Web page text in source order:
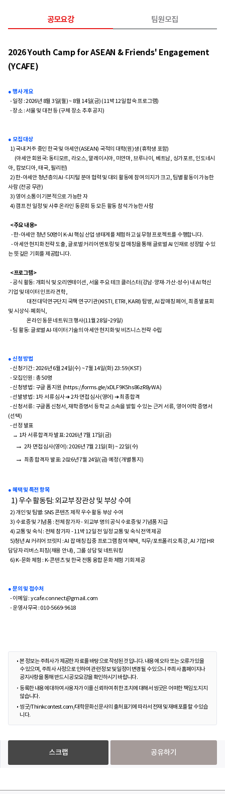
공모요강 팀원모집
2026 Youth Camp for ASEAN & Friends' Engagement
(YCAFE)
● 행사 개요
- 일정 : 2026년 8월 3일(월) ~ 8월 14일(금) (11박 12일 합숙 프로그램)
- 장소 : 서울 및 대전 등 (구체 장소 추후 공지)
● 모집 대상
1) 국내 거주 중인 한국 및 아세안(ASEAN) 국적의 대학(원)생 (휴학생 포함)
(아세안 회원국: 동티모르, 라오스, 말레이시아, 미얀마, 브루나이, 베트남, 싱가포르, 인도네시
아, 캄보디아, 태국, 필리핀)
2) 한-아세안 청년층의 AI·디지털 분야 협력 및 대외 활동에 참여 의지가 크고, 팀별 활동이 가능한
사람 (전공 무관)
3) 영어 소통이 기본적으로 가능한 자
4) 캠프 전 일정 및 사후 온라인 동문회 등 모든 활동 참석 가능한 사람
<주요 내용>
- 한-아세안 청년 50명이 K-AI 핵심 산업 생태계를 체험하고 실무형 프로젝트를 수행합니다.
- 아세안 현지화 전략 도출, 글로벌 커리어 멘토링 및 잡 매칭을 통해 글로벌 AI 인재로 성장할 수 있
는 뜻깊은 기회를 제공합니다.
<프로그램>
- 공식 활동: 개회식 및 오리엔테이션, 서울 주요 테크 클러스터(강남·양재·가산·성수) 내 AI 혁신
기업 및 데이터 인프라 견학,
대전 대덕연구단지 국책 연구기관(KISTI, ETRI, KARI) 탐방, AI 잡매칭 페어, 최종 발표회
및 시상식·폐회식,
온라인 동문 네트워크 행사(11월 28일~29일)
- 팀 활동: 글로벌 AI·데이터 기술의 아세안 현지화 및 비즈니스 전략 수립
● 신청 방법
- 신청기간 : 2026년 6월 24일(수) ~ 7월 14일(화) 23:59 (KST)
- 모집인원 : 총 50명
- 신청방법 : 구글 폼 지원 (https://forms.gle/xDLF9K5hs86zR8yWA)
- 선발방법 : 1차 서류 심사 ➔ 2차 면접 심사(영어) ➔ 최종 합격
- 신청서류 : 구글폼 신청서, 재학증명서 등 학교 소속을 밝힐 수 있는 근거 서류, 영어 어학 증명서
(선택)
- 선정 발표
→ 1차 서류 합격자 발표: 2026년 7월 17일(금)
→ 2차 면접 심사(영어): 2026년 7월 21일(화) ~ 22일(수)
→ 최종 합격자 발표: 2026년 7월 24일(금) 예정 (개별 통지)
● 혜택 및 특전 항목
1) 우수 활동팀: 외교부 장관상 및 부상 수여
2) 개인 및 팀별: SNS 콘텐츠 제작 우수 활동 부상 수여
3) 수료증 및 기념품 : 전체 참가자 - 외교부 명의 공식 수료증 및 기념품 지급
4) 교통 및 숙식 : 전체 참가자 - 11박 12일 전 일정 교통 및 숙식 전액 제공
5)청년 AI 커리어 브릿지 : AI 잡 매칭 집중 프로그램 참여 혜택, 직무/포트폴리오 특강, AI 기업 HR
담당자 리버스 피칭(채용 안내), 그룹 상담 및 네트워킹
6) K-문화 체험 : K-콘텐츠 및 한국 전통 융합 문화 체험 기회 제공
● 문의 및 접수처
- 이메일 : ycafe.connect@gmail.com
- 운영사무국 : 010-5669-9618
본 정보는 주최사가 제공한 자료를 바탕으로 작성된 것입니다. 내용에 오타 또는 오류가 있을
수 있으며, 주최사 사정으로 인하여 관련 정보 및 일정이 변경될 수 있으니 주최사 홈페이지나
공지사항을 통해 반드시 공모요강을 확인하시기 바랍니다.
등록한 내용에 대하여 사용자가 이를 신뢰하여 취한 조치에 대해서 씽굿은 어떠한 책임도 지지
않습니다.
씽굿/Thinkcontest.com/대학문화신문사의 출처표기에 따라서 전재 및 재배포를 할 수 있습
니다.
스크랩 공유하기